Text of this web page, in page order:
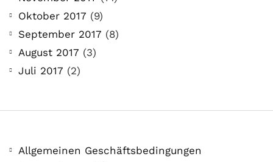
Oktober 2017 (9)
September 2017 (8)
August 2017 (3)
Juli 2017 (2)
Allgemeinen Geschäftsbedingungen